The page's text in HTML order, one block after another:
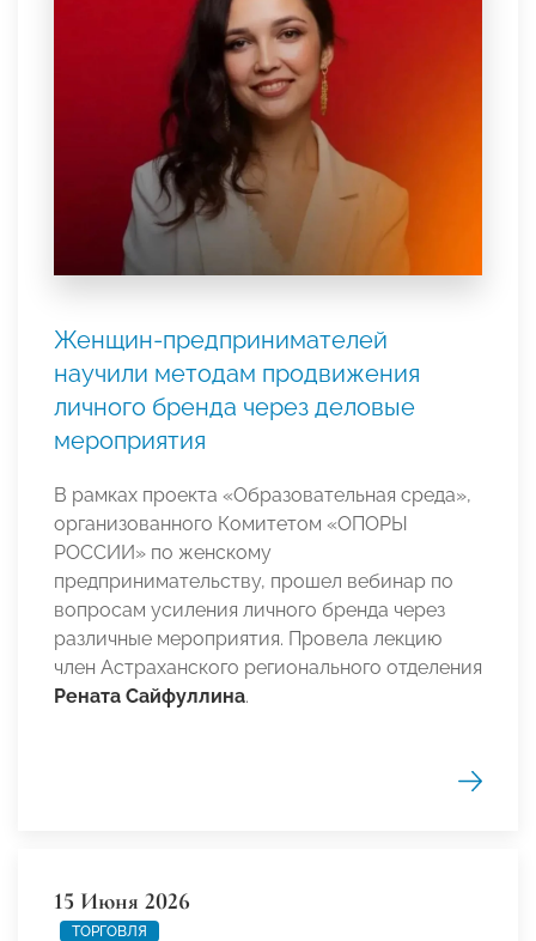
Женщин-предпринимателей
научили методам продвижения
личного бренда через деловые
мероприятия
В рамках проекта «Образовательная среда»,
организованного Комитетом «ОПОРЫ
РОССИИ» по женскому
предпринимательству, прошел вебинар по
вопросам усиления личного бренда через
различные мероприятия. Провела лекцию
член Астраханского регионального отделения
Рената Сайфуллина.
15 Июня 2026
ТОРГОВЛЯ